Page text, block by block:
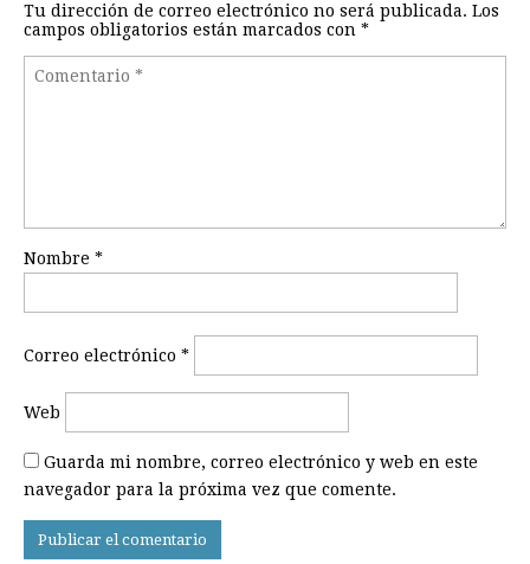
Tu dirección de correo electrónico no será publicada. Los
campos obligatorios están marcados con *
Nombre *
Correo electrónico *
Web
Guarda mi nombre, correo electrónico y web en este
navegador para la próxima vez que comente.